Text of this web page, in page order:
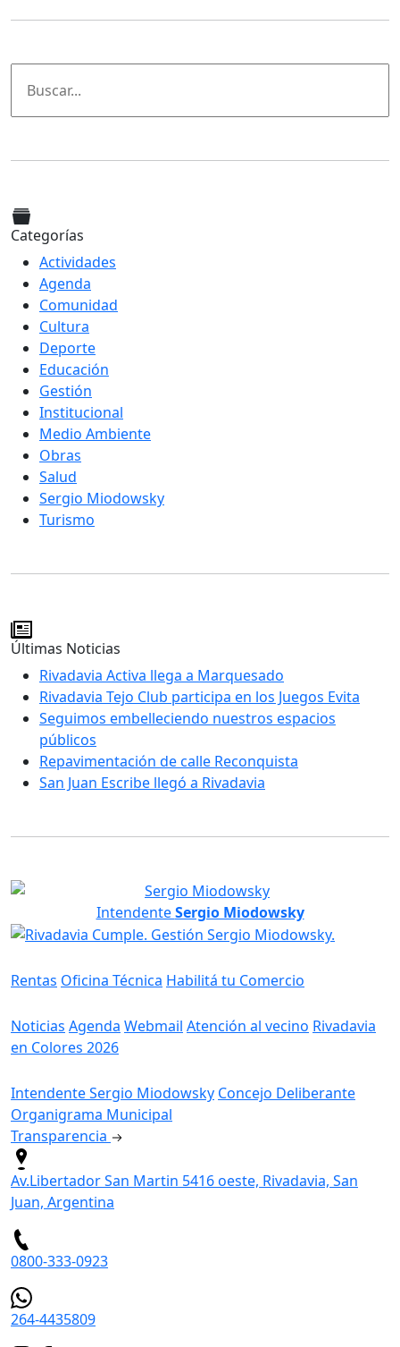
Categorías
Actividades
Agenda
Comunidad
Cultura
Deporte
Educación
Gestión
Institucional
Medio Ambiente
Obras
Salud
Sergio Miodowsky
Turismo
Últimas Noticias
Rivadavia Activa llega a Marquesado
Rivadavia Tejo Club participa en los Juegos Evita
Seguimos embelleciendo nuestros espacios
públicos
Repavimentación de calle Reconquista
San Juan Escribe llegó a Rivadavia
IntendenteSergio Miodowsky
Rentas Oficina Técnica Habilitá tu Comercio
Noticias Agenda Webmail Atención al vecino Rivadavia
en Colores 2026
Intendente Sergio Miodowsky Concejo Deliberante
Organigrama Municipal
Transparencia
Av.Libertador San Martin 5416 oeste, Rivadavia, San
Juan, Argentina
0800-333-0923
264-4435809